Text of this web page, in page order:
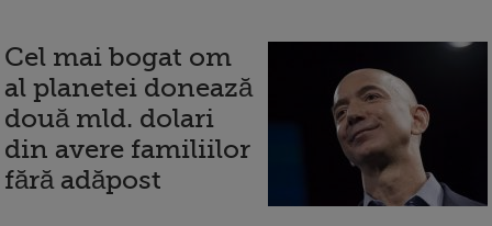
Cel mai bogat om
al planetei donează
două mld. dolari
din avere familiilor
fără adăpost